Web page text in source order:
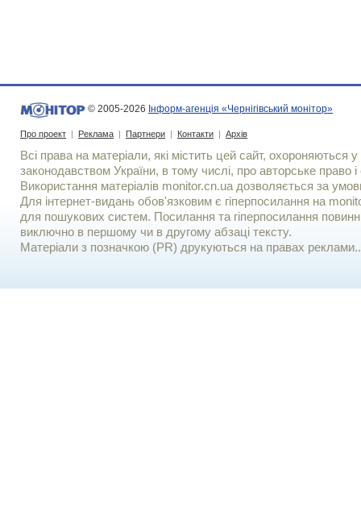
© 2005-2026 Інформ-агенція «Чернігівський монітор»
Про проект | Реклама | Партнери | Контакти | Архів
Всі права на матеріали, які містить цей сайт, охороняються у
законодавством України, в тому числі, про авторське право і
Використання матерiалiв monitor.cn.ua дозволяється за
Для iнтернет-видань обов'язковим є гiперпосилання на
для пошукових систем. Посилання та гіперпосилання
виключно в першому чи в другому абзаці тексту.
Матеріали з позначкою (PR) друкуються на правах реклами..